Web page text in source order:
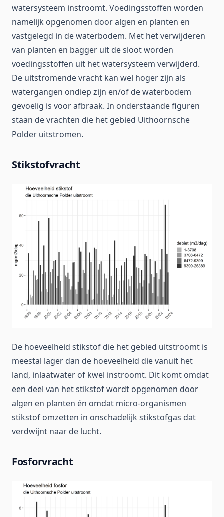
watersysteem instroomt. Voedingsstoffen worden
namelijk opgenomen door algen en planten en
vastgelegd in de waterbodem. Met het verwijderen
van planten en bagger uit de sloot worden
voedingsstoffen uit het watersysteem verwijderd.
De uitstromende vracht kan wel hoger zijn als
watergangen ondiep zijn en/of de waterbodem
gevoelig is voor afbraak. In onderstaande figuren
staan de vrachten die het gebied Uithoornsche
Polder uitstromen.
Stikstofvracht
De hoeveelheid stikstof die het gebied uitstroomt is
meestal lager dan de hoeveelheid die vanuit het
land, inlaatwater of kwel instroomt. Dit komt omdat
een deel van het stikstof wordt opgenomen door
algen en planten én omdat micro-organismen
stikstof omzetten in onschadelijk stikstofgas dat
verdwijnt naar de lucht.
Fosforvracht